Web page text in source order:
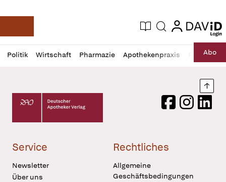
Deutsche Apotheker Zeitung
Aktuelle Ausgabe
Suche login
login
Politik Wirtschaft Pharmazie Apothekenpraxis RechtAbo
Profil
öffnen
Daz
Pur
Deutscher Apotheker Verlag Logo
FacebookInstagram
Service
Newsletter
Über uns
Rechtliches
Allgemeine
Geschäftsbedingungen